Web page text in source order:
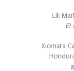
Lili
El
Xiomara